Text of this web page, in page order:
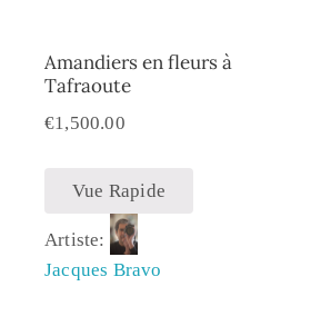
Amandiers en fleurs à
Tafraoute
€1,500.00
Vue Rapide
Artiste:
Jacques Bravo